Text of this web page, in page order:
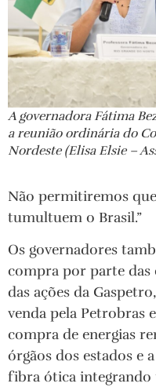
A governadora Fátima
a reunião ordinária do
Nordeste (Elisa Elsie –
Não permitiremos
tumultuem o Brasil.”
Os governadores
compra por parte das
das ações da
venda pela Petrobras
compra de energias
órgãos dos estados e
fibra ótica integrando